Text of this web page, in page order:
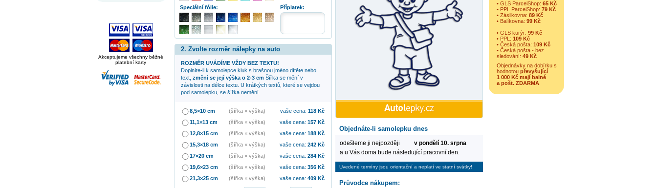
Akceptujeme všechny běžné
platební karty
Objednáte-li samolepku dnes
odešleme ji nejpozději
v pondělí 10. srpna
a u Vás doma bude následující pracovní den.
Uvedené termíny jsou orientační a neplatí ve statní svátky!
Průvodce nákupem:
Příplatek:
Speciální fólie:
2. Zvolte rozměr nálepky na auto
ROZMĚR UVÁDÍME VŽDY BEZ TEXTU!
Doplníte-li k samolepce kluk s brašnoujméno dítěte nebo
text, změní se její výška o 2-3 cmŠířka se mění v
závislosti na délce textu. U krátkých textů, které se vejdou
pod samolepku, se šířka nemění.
8,5×10 cm (šířka × výška) vaše cena: 118Kč
11,1×13 cm
(šířka × výška) vaše cena: 157Kč
12,8×15 cm
(šířka × výška) vaše cena: 188Kč
15,3×18 cm
(šířka × výška) vaše cena: 242Kč
17×20 cm
(šířka × výška) vaše cena: 284Kč
19,6×23 cm
(šířka × výška) vaše cena: 356Kč
21,3×25 cm
(šířka × výška) vaše cena: 409Kč
• GLS ParcelShop: 65 Kč
• PPL ParcelShop: 79 Kč
• Zásilkovna: 89 Kč
• Balíkovna: 99 Kč
• GLS kurýr: 99 Kč
• PPL: 109 Kč
• Česká pošta: 109 Kč
• Česká pošta - bez
sledování: 49 Kč
Objednávky na dobírku s
hodnotou převyšující
1 000 Kč mají balné
a pošt. ZDARMA.